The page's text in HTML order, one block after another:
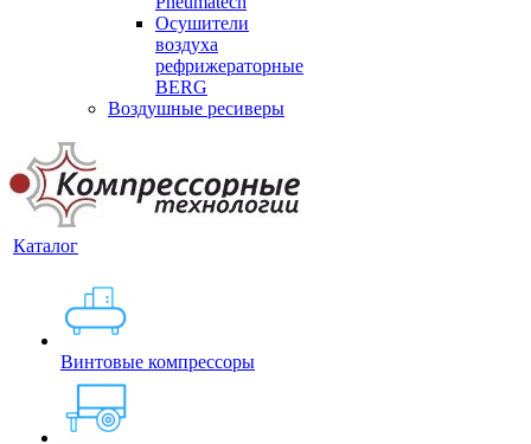
Осушители
воздуха
рефрижераторные
BERG
Воздушные ресиверы
Каталог
Винтовые компрессоры